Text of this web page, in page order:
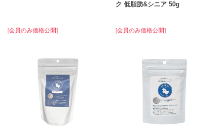
[会員のみ価格公開]
ク 低脂肪&シニア 50g
[会員のみ価格公開]